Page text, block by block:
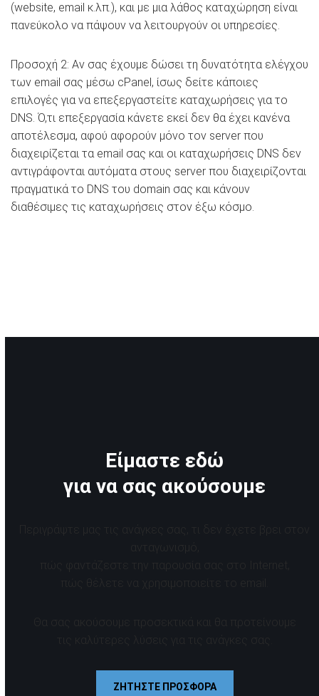
(website, email κ.λπ.), και με μια λάθος καταχώρηση είναι
πανεύκολο να πάψουν να λειτουργούν οι υπηρεσίες.
Προσοχή 2: Αν σας έχουμε δώσει τη δυνατότητα ελέγχου
των email σας μέσω cPanel, ίσως δείτε κάποιες
επιλογές για να επεξεργαστείτε καταχωρήσεις για το
DNS. Ό,τι επεξεργασία κάνετε εκεί δεν θα έχει κανένα
αποτέλεσμα, αφού αφορούν μόνο τον server που
διαχειρίζεται τα email σας και οι καταχωρήσεις DNS δεν
αντιγράφονται αυτόματα στους server που διαχειρίζονται
πραγματικά το DNS του domain σας και κάνουν
διαθέσιμες τις καταχωρήσεις στον έξω κόσμο.
Είμαστε εδώ
για να σας ακούσουμε
Περιγράψτε μας τις ανάγκες σας, τι δεν έχετε βρει στον
ΖΗΤΗΣΤΕ ΠΡΟΣΦΟΡΑ